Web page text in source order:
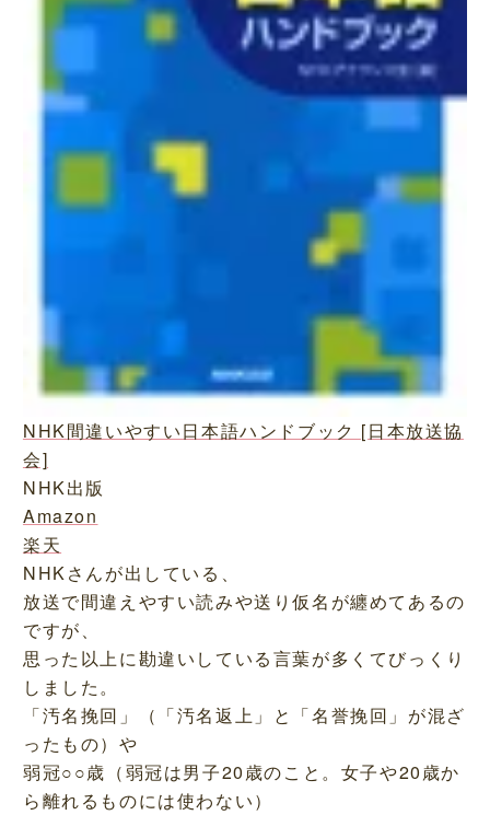
NHK間違いやすい日本語ハンドブック [日本放送協
会]
NHK出版
Amazon
楽天
NHKさんが出している、
放送で間違えやすい読みや送り仮名が纏めてあるの
ですが、
思った以上に勘違いしている言葉が多くてびっくり
しました。
「汚名挽回」（「汚名返上」と「名誉挽回」が混ざ
ったもの）や
弱冠○○歳（弱冠は男子20歳のこと。女子や20歳か
ら離れるものには使わない）